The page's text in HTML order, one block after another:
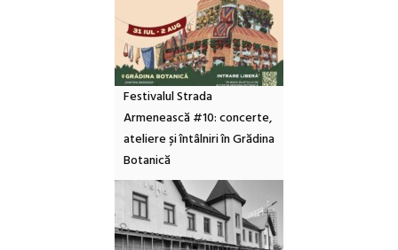
Festivalul Strada
Armenească #10: concerte,
ateliere și întâlniri în Grădina
Botanică